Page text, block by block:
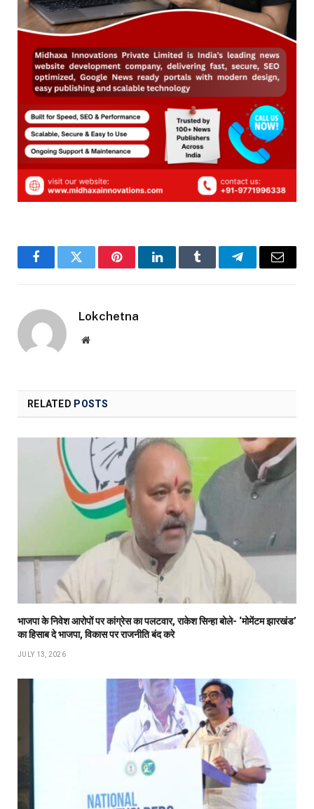
FacebookTwitter PinterestLinkedInTumblr TelegramEmail
Lokchetna
Website
RELATED POSTS
भाजपा के निवेश आरोपों पर कांग्रेस का पलटवार, राकेश सिन्हा बोले- ‘मोमेंटम झारखंड’
का हिसाब दे भाजपा, विकास पर राजनीति बंद करे
JULY 13, 2026